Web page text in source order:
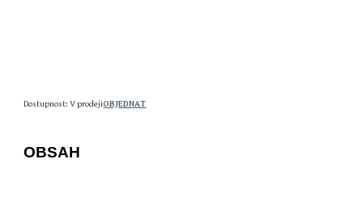
Dostupnost: V prodejiOBJEDNAT
OBSAH